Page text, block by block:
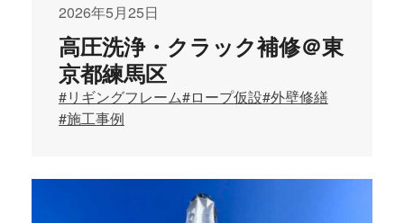
2026年5月25日
高圧洗浄・クラック補修＠東
京都練馬区
#リギングフレーム#ロープ仮設#外壁修繕
#施工事例